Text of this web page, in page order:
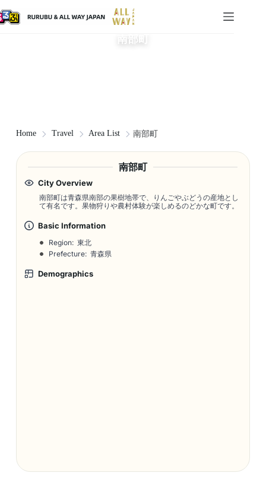
南部町
Home Travel Area List 南部町
南部町
City Overview
南部町は青森県南部の果樹地帯で、りんごやぶどうの産地とし
て有名です。果物狩りや農村体験が楽しめるのどかな町です。
Basic Information
Region: 東北
Prefecture: 青森県
Demographics